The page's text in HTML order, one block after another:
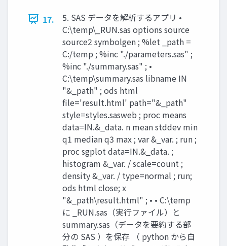
17.
5. SAS データを解析するアプリ •
C:\temp\_RUN.sas options source
source2 symbolgen ; %let _path =
C:/temp ; %inc "./parameters.sas" ;
%inc "./summary.sas" ; •
C:\temp\summary.sas libname IN
"&_path" ; ods html
file='result.html' path="&_path"
style=styles.sasweb ; proc means
data=IN.&_data. n mean stddev min
q1 median q3 max ; var &_var. ; run ;
proc sgplot data=IN.&_data. ;
histogram &_var. / scale=count ;
density &_var. / type=normal ; run;
ods html close; x
"&_path\result.html" ; • • C:\temp
に _RUN.sas（実行ファイル）と
summary.sas（データを要約する部
分の SAS ）を保存 （ python から自